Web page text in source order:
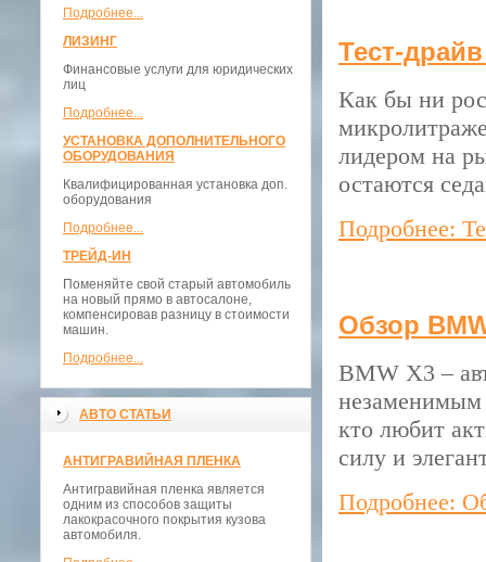
Подробнее...
ЛИЗИНГ
Финансовые услуги для юридических
лиц
Подробнее...
УСТАНОВКА ДОПОЛНИТЕЛЬНОГО
ОБОРУДОВАНИЯ
Квалифицированная установка доп.
оборудования
Подробнее...
ТРЕЙД-ИН
Поменяйте свой старый автомобиль
на новый прямо в автосалоне,
компенсировав разницу в стоимости
машин.
Подробнее...
АВТО СТАТЬИ
АНТИГРАВИЙНАЯ ПЛЕНКА
Антигравийная пленка является
одним из способов защиты
лакокрасочного покрытия кузова
автомобиля.
Тест-
Как бы ни
лидером на
остаются
Подробнее:
Обзор
BMW X3 –
незаменимым
кто любит
силу и
Подробнее: